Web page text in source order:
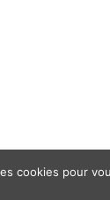
cookies pour